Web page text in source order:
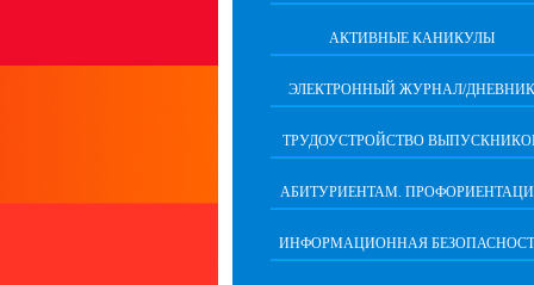
АКТИВНЫЕ КАНИКУЛЫ
ЭЛЕКТРОННЫЙ ЖУРНАЛ/ДНЕВНИК
ТРУДОУСТРОЙСТВО
АБИТУРИЕНТАМ.
ИНФОРМАЦИОННАЯ